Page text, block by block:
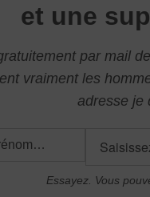
et une
par mail
vraiment les
adresse je
Essayez. Vous